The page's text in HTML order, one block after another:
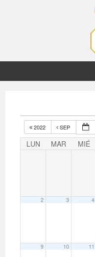
2022 SEP
LUN MAR MIÉ
2 3 4
9 10 11